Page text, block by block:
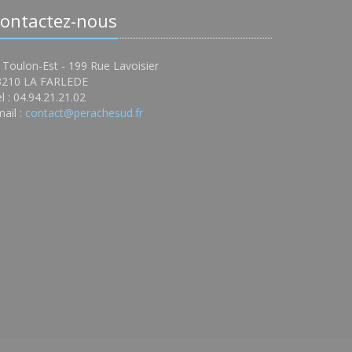
nous
Toulon-Est - 199 Rue Lavoisier
LA FARLEDE
: 04.94.21.21.02
: contact@perachesud.fr